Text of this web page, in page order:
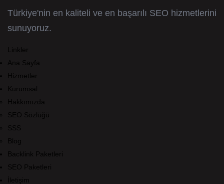
Türkiye'nin en kaliteli ve en başarılı SEO hizmetlerini
sunuyoruz.
Linkler
Ana Sayfa
Hizmetler
Kurumsal
Hakkımızda
SEO Sözlüğü
SSS
Blog
Backlink Paketleri
SEO Paketleri
İletişim